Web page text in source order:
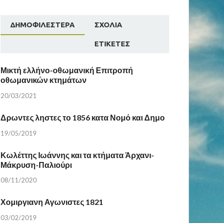
ΔΗΜΟΦΙΛΈΣΤΕΡΑ ΣΧΌΛΙΑ
ΕΤΙΚΈΤΕΣ
Μικτή ελλήνο-οθωμανική Επιτροπή
οθωμανικών κτημάτων
20/03/2021
Δρωντες ληστες το 1856 κατα Νομό και Δημο
19/05/2019
Κωλέττης Ιωάννης και τα κτήματα Άρχανι-
Μάκρυση-Παλιούρι
08/11/2020
Χομιργιανη Αγωνιστες 1821
03/02/2019